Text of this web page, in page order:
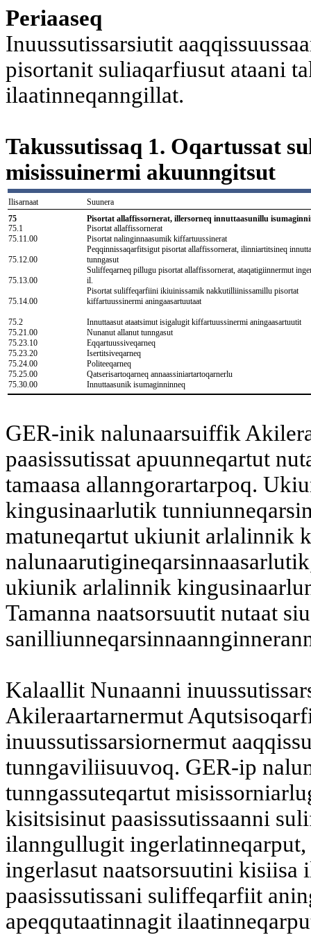
Periaaseq
Inuussutissarsiutit
pisortanit suliaqarfiusut ataani
ilaatinneqanngillat.
Takussutissaq 1. Oqartussat
misissuinermi akuunngitsut
Ilisarnaat
Suunera
75
Pisortat allaffissornerat, illersorneq innuttaasunillu
75.1
Pisortat allaffissornerat
75.11.00
Pisortat nalinginnaasumik kiffartuussinerat
75.12.00
Peqqinnissaqarfitsigut pisortat allaffissornerat, ilinniartitsineq
tunngasut
75.13.00
Suliffeqarneq pillugu pisortat allaffissornerat, ataqatigiinnermut
il.
75.14.00
Pisortat suliffeqarfiini ikiuinissamik nakkutilliinissamillu pisortat
kiffartuussinermi aningaasartuutaat
75.2
Innuttaasut ataatsimut isigalugit kiffartuussinermi aningaasartuutit
75.21.00
Nunanut allanut tunngasut
75.23.10
Eqqartuussiveqarneq
75.23.20
Isertitsiveqarneq
75.24.00
Politeeqarneq
75.25.00
Qatserisartoqarneq annaassiniartartoqarnerlu
75.30.00
Innuttaasunik isumaginninneq
GER-inik nalunaarsuiffik
paasissutissat apuunneqartut
tamaasa allanngorartarpoq.
kingusinaarlutik
matuneqartut ukiunit arlalinnik
ukiunik arlalinnik
Tamanna naatsorsuutit nutaat
Kalaallit Nunaanni
Akileraartarnermut
inuussutissarsiornermut
tunngaviliisuuvoq. GER-ip
tunngassuteqartut
kisitsisinut paasissutissaanni
ilanngullugit
ingerlasut naatsorsuutini
paasissutissani suliffeqarfiit
apeqqutaatinnagit